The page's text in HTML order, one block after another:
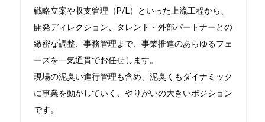
戦略立案や収支管理（P/L）といった上流工程から、
開発ディレクション、タレント・外部パートナーとの
緻密な調整、事務管理まで、事業推進のあらゆるフェ
ーズを一気通貫でお任せします。
現場の泥臭い進行管理も含め、泥臭くもダイナミック
に事業を動かしていく、やりがいの大きいポジション
です。